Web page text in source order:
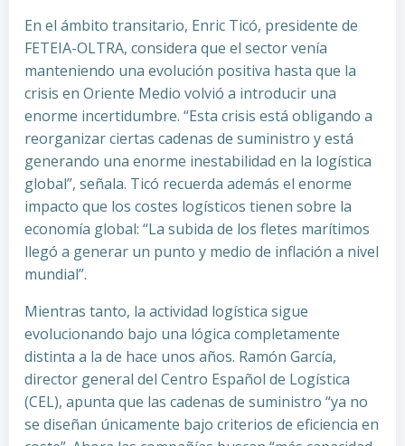
En el ámbito transitario, Enric Ticó, presidente de
FETEIA-OLTRA, considera que el sector venía
manteniendo una evolución positiva hasta que la
crisis en Oriente Medio volvió a introducir una
enorme incertidumbre. “Esta crisis está obligando a
reorganizar ciertas cadenas de suministro y está
generando una enorme inestabilidad en la logística
global”, señala. Ticó recuerda además el enorme
impacto que los costes logísticos tienen sobre la
economía global: “La subida de los fletes marítimos
llegó a generar un punto y medio de inflación a nivel
mundial”.
Mientras tanto, la actividad logística sigue
evolucionando bajo una lógica completamente
distinta a la de hace unos años. Ramón García,
director general del Centro Español de Logística
(CEL), apunta que las cadenas de suministro “ya no
se diseñan únicamente bajo criterios de eficiencia en